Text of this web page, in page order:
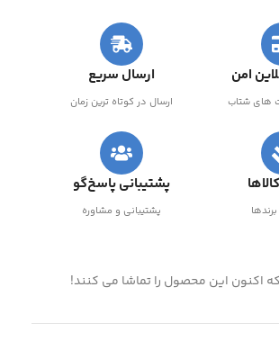
امن
های شتاب
ارسال سریع
ارسال در کوتاه ترین زمان
برندها
پشتیبانی پاسخ‌گو
پشتیبانی و مشاوره
اکنون این محصول را تماشا می کنند!